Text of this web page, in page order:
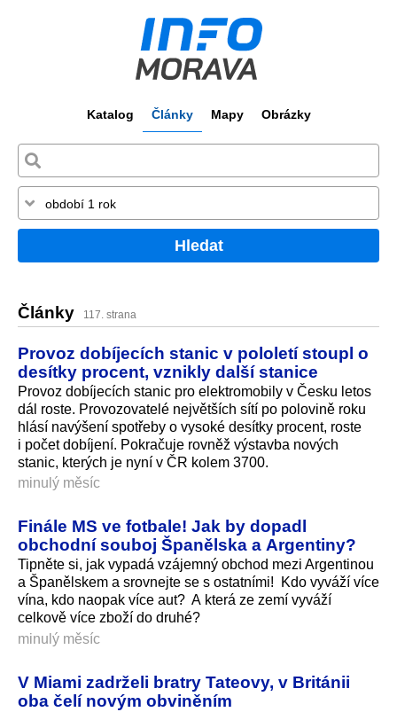
Katalog Články Mapy Obrázky
Hledat
Články 117. strana
Provoz dobíjecích stanic v pololetí stoupl o
desítky procent, vznikly další stanice
Provoz dobíjecích stanic pro elektromobily v Česku letos
dál roste. Provozovatelé největších sítí po polovině roku
hlásí navýšení spotřeby o vysoké desítky procent, roste
i počet dobíjení. Pokračuje rovněž výstavba nových
stanic, kterých je nyní v ČR kolem 3700.
minulý měsíc
Finále MS ve fotbale! Jak by dopadl
obchodní souboj Španělska a Argentiny?
Tipněte si, jak vypadá vzájemný obchod mezi Argentinou
a Španělskem a srovnejte se s ostatními! Kdo vyváží více
vína, kdo naopak více aut? A která ze zemí vyváží
celkově více zboží do druhé?
minulý měsíc
V Miami zadrželi bratry Tateovy, v Británii
oba čelí novým obviněním